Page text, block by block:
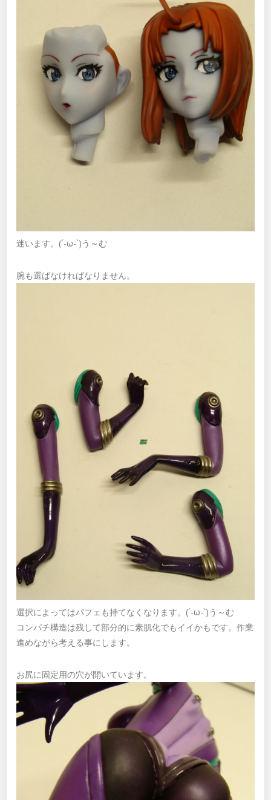
迷います。(´-ω-`)う～む
腕も選ばなければなりません。
選択によってはパフェも持てなくなります。(´-ω-`)う～む
コンパチ構造は残して部分的に素肌化でもイイかもです。作業
進めながら考える事にします。
お尻に固定用の穴が開いています。